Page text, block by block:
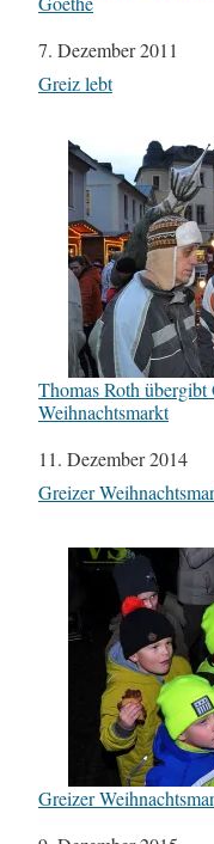
Datum
7. Dezember 2011
In Bezug auf
Greiz lebt
Thomas Roth
Weihnachtsmarkt
Datum
11. Dezember 2014
In Bezug auf
Greizer
Greizer